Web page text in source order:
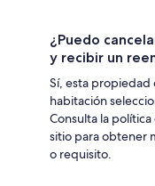
¿Puedo
y recibir un
Sí, esta propiedad
habitación
Consulta la
sitio para obtener
o requisito.